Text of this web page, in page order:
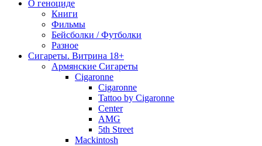
О геноциде
Книги
Фильмы
Бейсболки / Футболки
Разное
Сигареты. Витрина 18+
Армянские Сигареты
Cigaronne
Cigaronne
Tattoo by Cigaronne
Center
AMG
5th Street
Mackintosh